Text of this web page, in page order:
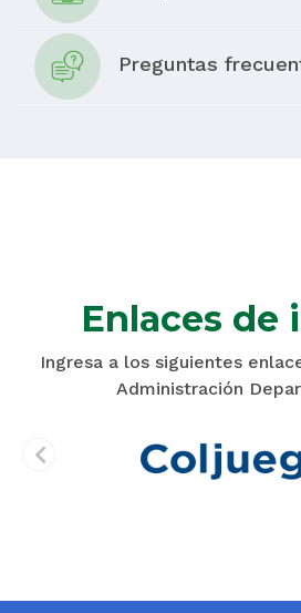
Preguntas
Enlaces de
Ingresa a los siguientes
Administración